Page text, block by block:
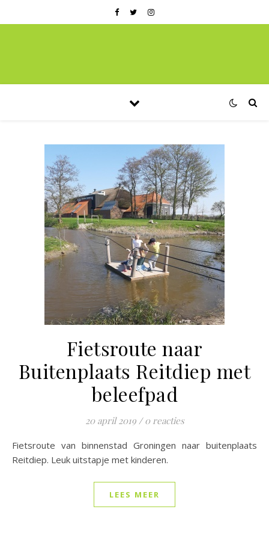
Fietsroute naar
Buitenplaats Reitdiep met
beleefpad
20 april 2019 / 0 reacties
Fietsroute van binnenstad Groningen naar buitenplaats
Reitdiep. Leuk uitstapje met kinderen.
LEES MEER